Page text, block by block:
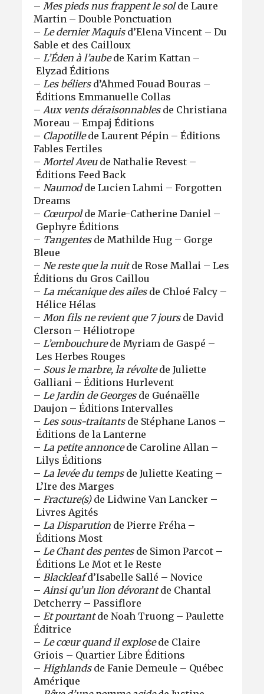
– Mes pieds nus frappent le solde Laure
Martin – Double Ponctuation
– Le dernier Maquisd’Elena Vincent – Du
Sable et des Cailloux
– L’Éden à l’aubede Karim Kattan –
Elyzad Éditions
– Les béliersd’Ahmed Fouad Bouras –
Éditions Emmanuelle Collas
– Aux vents déraisonnablesde Christiana
Moreau – Empaj Éditions
– Clapotillede Laurent Pépin – Éditions
Fables Fertiles
– Mortel Aveude Nathalie Revest –
Éditions Feed Back
–​​​​​​​ Naumodde Lucien Lahmi – Forgotten
Dreams
–​​​​​​​ Cœurpolde Marie-Catherine Daniel –
Gephyre Éditions
–​​​​​​​ Tangentesde Mathilde Hug – Gorge
Bleue
–​​​​​​​ Ne reste que la nuitde Rose Mallai – Les
Éditions du Gros Caillou
–​​​​​​​ La mécanique des ailesde Chloé Falcy –
Hélice Hélas
–​​​​​​​ Mon fils ne revient que 7 joursde David
Clerson – Héliotrope
–​​​​​​​ L’embouchurede Myriam de Gaspé –
Les Herbes Rouges
–​​​​​​​ Sous le marbre, la révoltede Juliette
Galliani – Éditions Hurlevent
– Le Jardin de Georgesde Guénaëlle
Daujon – Éditions Intervalles
–​​​​​​​ Les sous-traitantsde Stéphane Lanos –
Éditions de la Lanterne
–​​​​​​​ La petite annoncede Caroline Allan –
Lilys Éditions
–​​​​​​​ La levée du tempsde Juliette Keating –
L’Ire des Marges
–​​​​​​​ Fracture(s)de Lidwine Van Lancker –
Livres Agités
–​​​​​​​ La Disparution de Pierre Fréha –
Éditions Most
–​​​​​​​ Le Chant des pentesde Simon Parcot –
Éditions Le Mot et le Reste
–​​​​​​​ Blackleafd’Isabelle Sallé – Novice
–​​​​​​​​​​​​​​ Ainsi qu’un lion dévorantde Chantal
Detcherry – Passiflore
–​​​​​​​ Et pourtantde Noah Truong – Paulette
Éditrice
–​​​​​​​ Le cœur quand il explosede Claire
Griois – Quartier Libre Éditions
–​​​​​​​ Highlandsde Fanie Demeule – Québec
Amérique